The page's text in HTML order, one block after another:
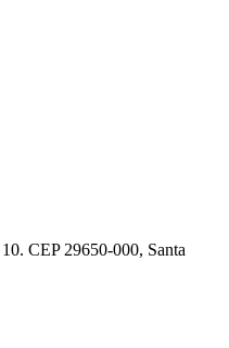
CEP 29650-000, Santa